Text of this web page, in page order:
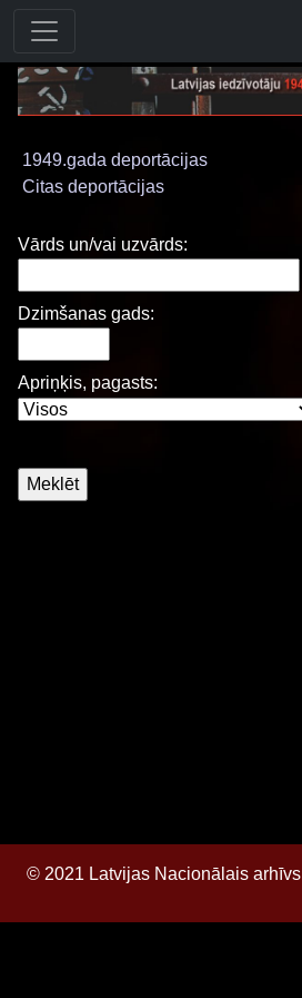
1949.gada deportācijas
Citas deportācijas
Vārds un/vai uzvārds:
Dzimšanas gads:
Apriņķis, pagasts:
© 2021 Latvijas Nacionālais arhīvs